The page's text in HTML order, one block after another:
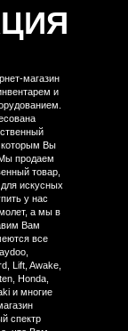
магазин
и
которым Вы
продаем
товар,
для искусных
у нас
а мы в
Вам
все
Lift, Awake,
Honda,
и многие
спектр